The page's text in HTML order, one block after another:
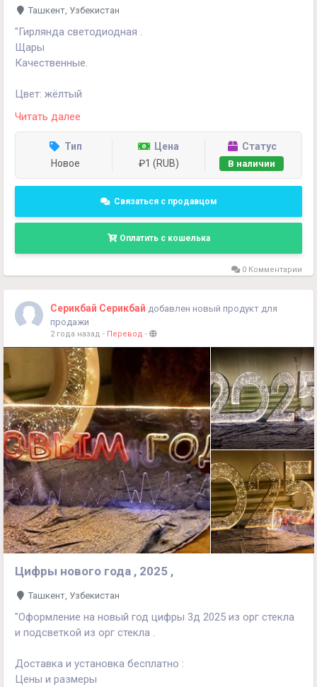
Ташкент, Узбекистан
"Гирлянда светодиодная .
Щары
Качественные.
Цвет: жёлтый
Размеры:
Длина : 3 метра
Доставка по Ташкенту бесплатно, областям по
Доставка по Ташкенту бесплатно , областям по
договоренности."
Читать далее
Тип
Новое
Цена
₽1 (RUB)
Статус
В наличии
Связаться с продавцом
Оплатить с кошелька
0 Комментарии
Серикбай Серикбай добавлен новый продукт для
продажи
2 года назад - Перевод -
Цифры нового года , 2025 ,
Ташкент, Узбекистан
"Оформление на новый год цифры 3д 2025 из орг стекла
и подсветкой из орг стекла .
Доставка и установка бесплатно :
Цены и размеры